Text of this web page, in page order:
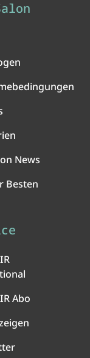
News
Besten
Abo